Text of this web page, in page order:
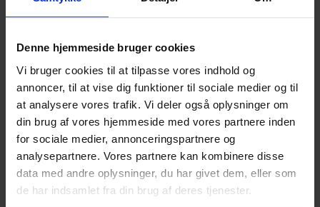
Denne hjemmeside bruger cookies
Vi bruger cookies til at tilpasse vores indhold og
annoncer, til at vise dig funktioner til sociale medier og til
at analysere vores trafik. Vi deler også oplysninger om
din brug af vores hjemmeside med vores partnere inden
for sociale medier, annonceringspartnere og
analysepartnere. Vores partnere kan kombinere disse
data med andre oplysninger, du har givet dem, eller som
de har indsamlet fra din brug af deres tjenester.
Der blev også tid til at kikke på de